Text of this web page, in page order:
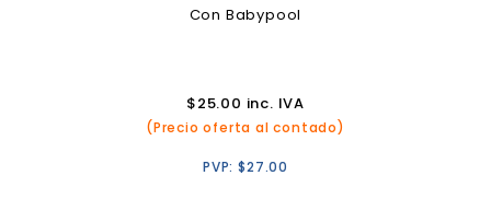
Con Babypool
$25.00 inc. IVA
(Precio oferta al contado)
PVP:$27.00